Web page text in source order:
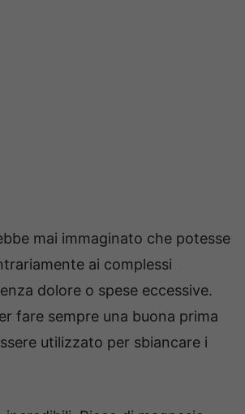
mai immaginato che potesse
ai complessi
dolore o spese eccessive.
fare sempre una buona prima
utilizzato per sbiancare i